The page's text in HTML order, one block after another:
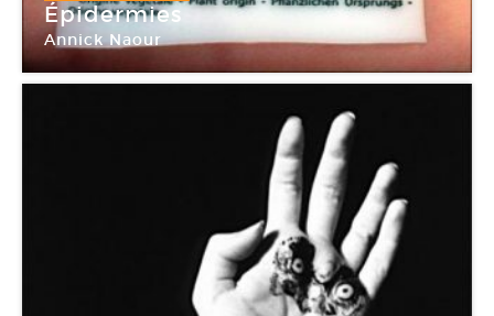
Épidermies
Annick Naour
Aponia